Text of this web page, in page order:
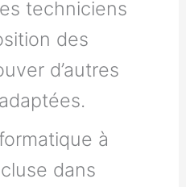
techniciens
des
d’autres
à
dans